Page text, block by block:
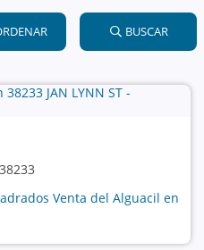
BUSCAR
Venta del Alguacil en